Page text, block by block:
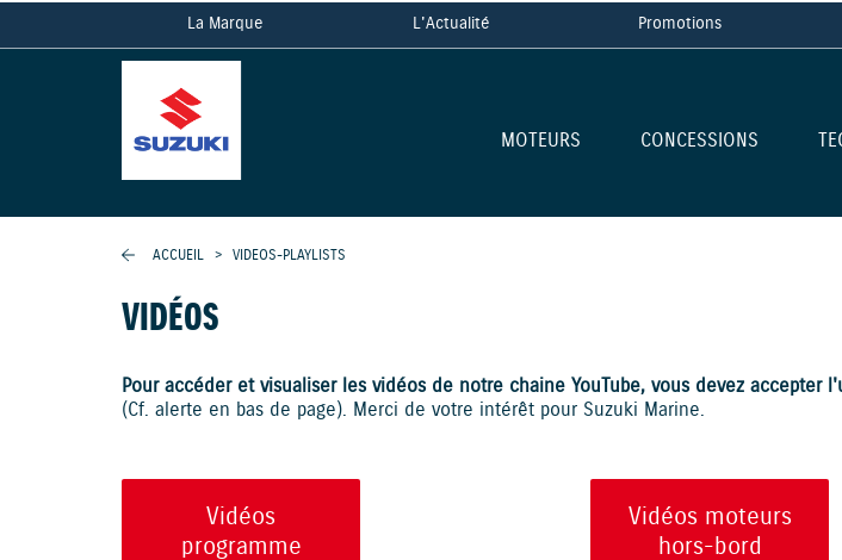
La Marque L'Actualité Promotions
MOTEURS CONCESSIONS
ACCUEIL > VIDEOS-PLAYLISTS
VIDÉOS
Pour accéder et visualiser les vidéos de notre chaine YouTube, vous devez accepter
(Cf. alerte en bas de page). Merci de votre intérêt pour Suzuki Marine.
Vidéos
programme
Vidéos moteurs
hors-bord